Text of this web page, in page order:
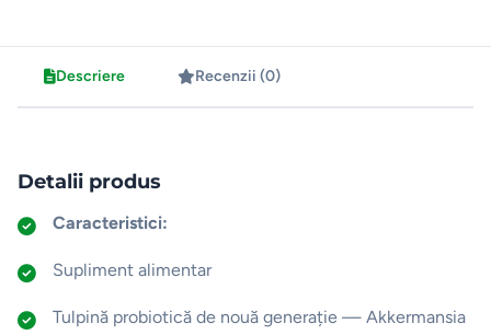
Descriere Recenzii (0)
Detalii produs
Caracteristici:
Supliment alimentar
Tulpină probiotică de nouă generație — Akkermansia